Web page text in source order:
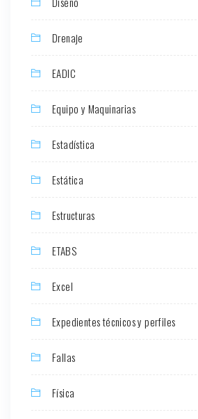
Drenaje
EADIC
Equipo y Maquinarias
Estadística
Estática
Estructuras
ETABS
Excel
Expedientes técnicos y perfiles
Fallas
Física